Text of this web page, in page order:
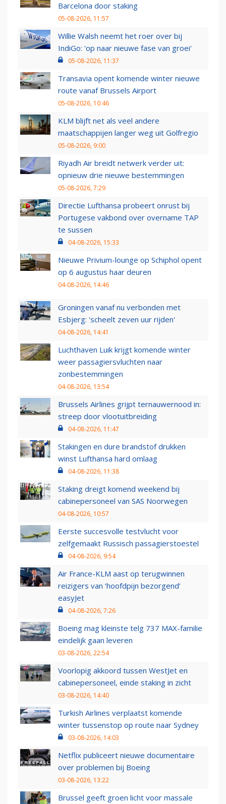
Barcelona door staking
05-08-2026, 11:57
Willie Walsh neemt het roer over bij
IndiGo: 'op naar nieuwe fase van groei'
05-08-2026, 11:37
Transavia opent komende winter nieuwe
route vanaf Brussels Airport
05-08-2026, 10:46
KLM blijft net als veel andere
maatschappijen langer weg uit Golfregio
05-08-2026, 9:00
Riyadh Air breidt netwerk verder uit:
opnieuw drie nieuwe bestemmingen
05-08-2026, 7:29
Directie Lufthansa probeert onrust bij
Portugese vakbond over overname TAP
te sussen
04-08-2026, 15:33
Nieuwe Privium-lounge op Schiphol opent
op 6 augustus haar deuren
04-08-2026, 14:46
Groningen vanaf nu verbonden met
Esbjerg: 'scheelt zeven uur rijden'
04-08-2026, 14:41
Luchthaven Luik krijgt komende winter
weer passagiersvluchten naar
zonbestemmingen
04-08-2026, 13:54
Brussels Airlines grijpt ternauwernood in:
streep door vlootuitbreiding
04-08-2026, 11:47
Stakingen en dure brandstof drukken
winst Lufthansa hard omlaag
04-08-2026, 11:38
Staking dreigt komend weekend bij
cabinepersoneel van SAS Noorwegen
04-08-2026, 10:57
Eerste succesvolle testvlucht voor
zelfgemaakt Russisch passagierstoestel
04-08-2026, 9:54
Air France-KLM aast op terugwinnen
reizigers van ‘hoofdpijn bezorgend’
easyJet
04-08-2026, 7:26
Boeing mag kleinste telg 737 MAX-familie
eindelijk gaan leveren
03-08-2026, 22:54
Voorlopig akkoord tussen WestJet en
cabinepersoneel, einde staking in zicht
03-08-2026, 14:40
Turkish Airlines verplaatst komende
winter tussenstop op route naar Sydney
03-08-2026, 14:03
Netflix publiceert nieuwe documentaire
over problemen bij Boeing
03-08-2026, 13:22
Brussel geeft groen licht voor massale